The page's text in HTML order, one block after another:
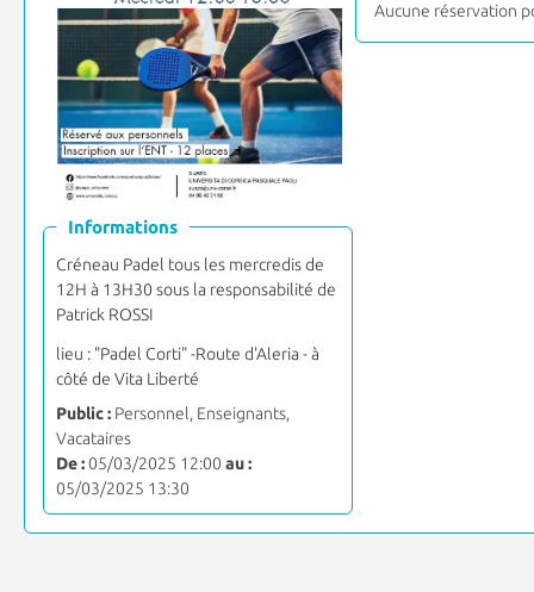
Informations
Créneau Padel tous les mercredis de
12H à 13H30 sous la responsabilité de
Patrick ROSSI
lieu : "Padel Corti" -Route d'Aleria - à
côté de Vita Liberté
Public :Personnel, Enseignants,
Vacataires
De :05/03/2025 12:00 au :
05/03/2025 13:30
Aucune réservation